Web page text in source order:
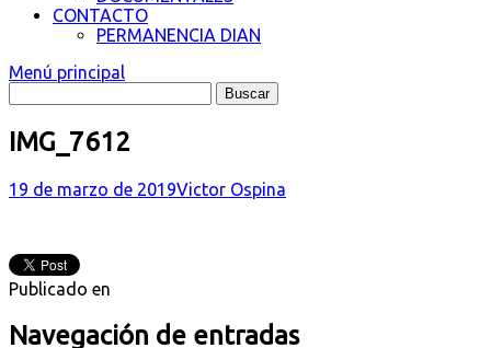
CONTACTO
PERMANENCIA DIAN
Menú principal
IMG_7612
19 de marzo de 2019Victor Ospina
Publicado en
Navegación de entradas